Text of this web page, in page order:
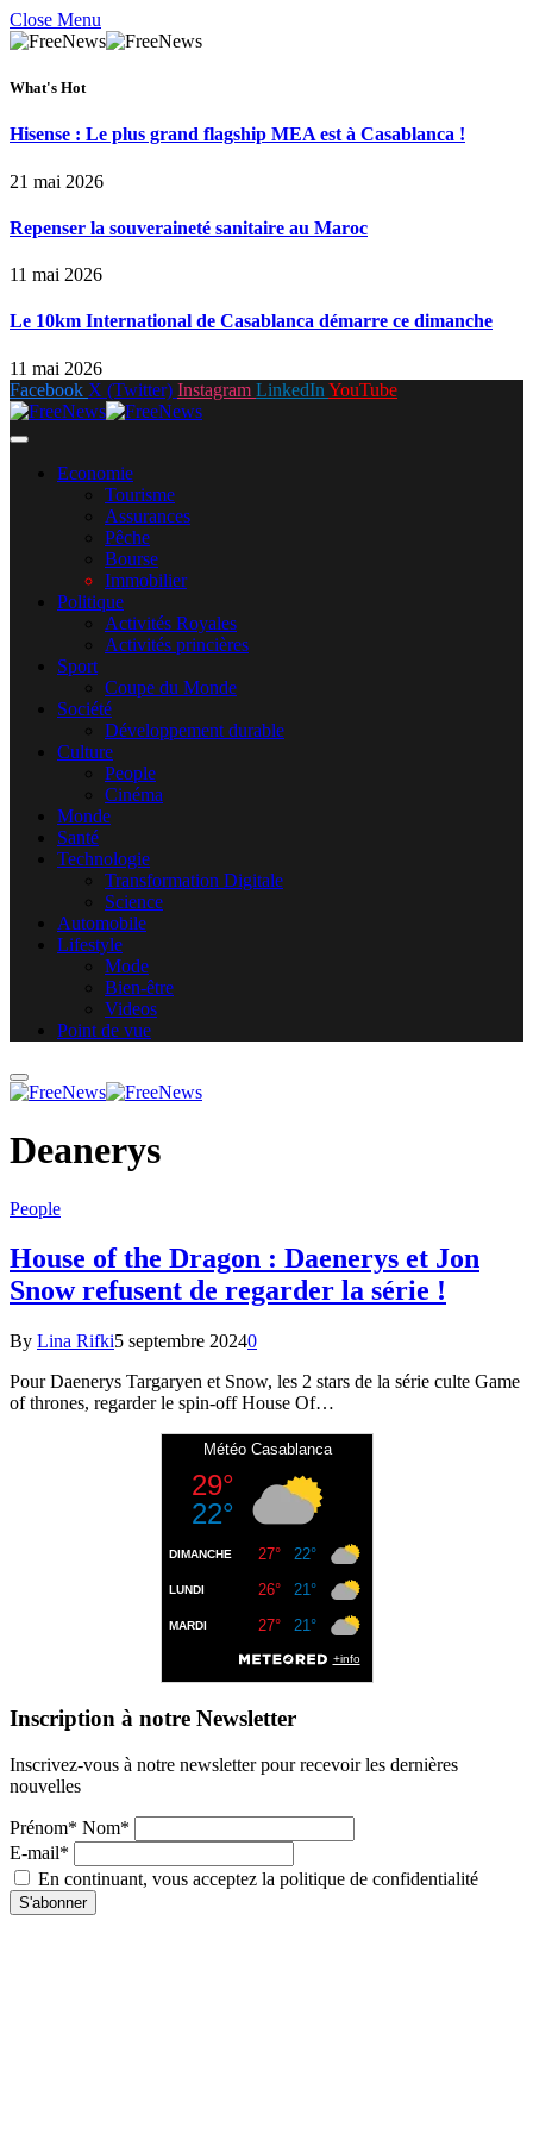
Close Menu
What's Hot
Hisense : Le plus grand flagship MEA est à Casablanca !
21 mai 2026
Repenser la souveraineté sanitaire au Maroc
11 mai 2026
Le 10km International de Casablanca démarre ce dimanche
11 mai 2026
Facebook X (Twitter) Instagram LinkedIn YouTube
Economie
Tourisme
Assurances
Pêche
Bourse
Immobilier
Politique
Activités Royales
Activités princières
Sport
Coupe du Monde
Société
Développement durable
Culture
People
Cinéma
Monde
Santé
Technologie
Transformation Digitale
Science
Automobile
Lifestyle
Mode
Bien-être
Videos
Point de vue
Deanerys
People
House of the Dragon : Daenerys et Jon
Snow refusent de regarder la série !
By Lina Rifki5 septembre 20240
Pour Daenerys Targaryen et Snow, les 2 stars de la série culte Game
of thrones, regarder le spin-off House Of…
Inscription à notre Newsletter
Inscrivez-vous à notre newsletter pour recevoir les dernières
nouvelles
Prénom* Nom*
E-mail*
En continuant, vous acceptez la politique de confidentialité